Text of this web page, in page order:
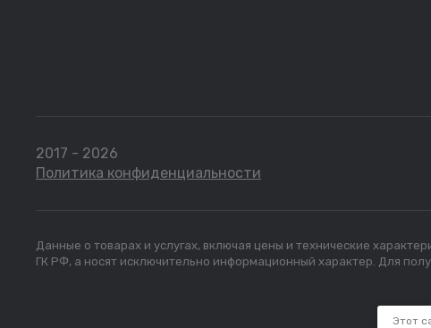
2017 - 2026
Политика конфиденциальности
Данные о товарах и услугах, включая цены и технические
ГК РФ, а носят исключительно информационный характер. Для
Этот